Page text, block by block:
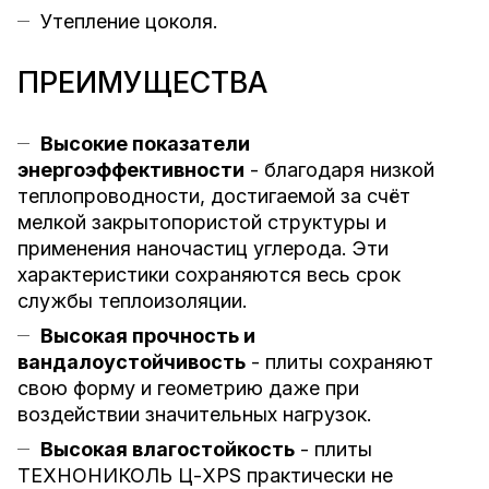
Утепление цоколя.
ПРЕИМУЩЕСТВА
Высокие показатели
энергоэффективности - благодаря низкой
теплопроводности, достигаемой за счёт
мелкой закрытопористой структуры и
применения наночастиц углерода. Эти
характеристики сохраняются весь срок
службы теплоизоляции.
Высокая прочность и
вандалоустойчивость - плиты сохраняют
свою форму и геометрию даже при
воздействии значительных нагрузок.
Высокая влагостойкость - плиты
ТЕХНОНИКОЛЬ Ц-XPS практически не